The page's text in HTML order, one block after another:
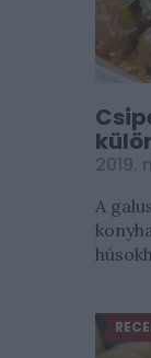
2019.
A